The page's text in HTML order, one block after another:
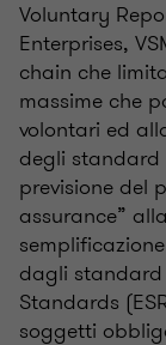
Voluntary
Enterprises,
chain che
massime che
volontari ed
degli standard
previsione del
assurance”
dagli standard
Standards
soggetti